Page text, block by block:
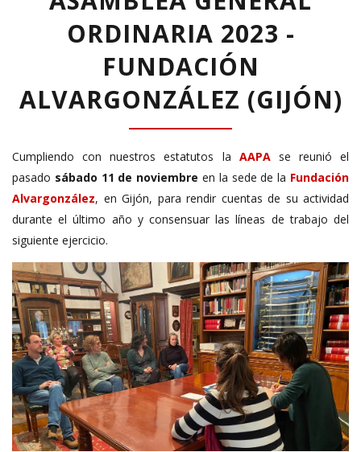
ORDINARIA 2023 -
FUNDACIÓN
ALVARGONZÁLEZ (GIJÓN)
Cumpliendo con nuestros estatutos la AAPAse reunió el
pasado sábado 11 de noviembre en la sede de la Fundación
Alvargonzález, en Gijón, para rendir cuentas de su actividad
durante el último año y consensuar las líneas de trabajo del
siguiente ejercicio.